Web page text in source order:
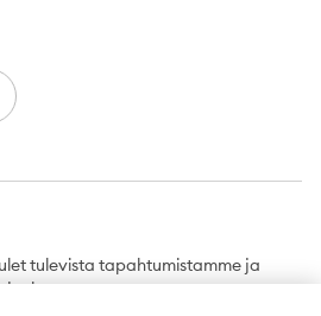
tulevista tapahtumistamme ja
joukossa.